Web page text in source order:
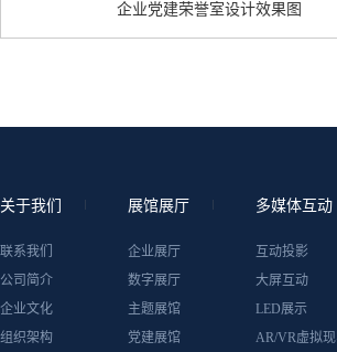
企业党建荣誉室设计效果图
关于我们
联系我们
公司简介
企业文化
组织架构
展馆展厅
企业展厅
数字展厅
主题展馆
党建展馆
多媒体互动
互动投影
大屏互动
LED展示
AR/VR虚拟